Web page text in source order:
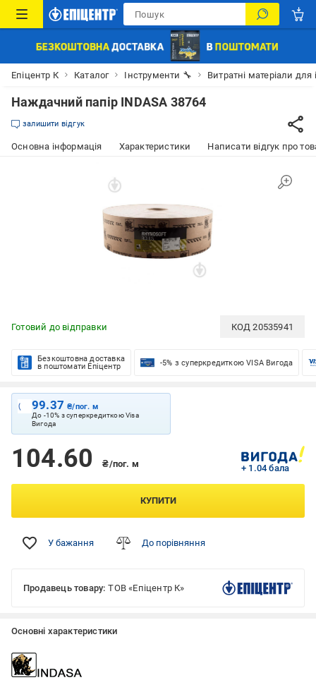
Епіцентр К Каталог Інструменти 🔧 Витратні матеріали для
Наждачний папір INDASA 38764
залишити відгук
Основна інформація Характеристики Написати відгук про
Готовий до відправки КОД20535941
Безкоштовна доставка
в поштомати Епіцентр
-5% з суперкредиткою VISA Вигода
99.37₴/пог. м
До -10% з суперкредиткою Visa
Вигода
104.60 ₴/пог. м + 1.04 бала
КУПИТИ
У бажання До порівняння
Продавець товару: ТОВ «Епіцентр К»
Основні характеристики